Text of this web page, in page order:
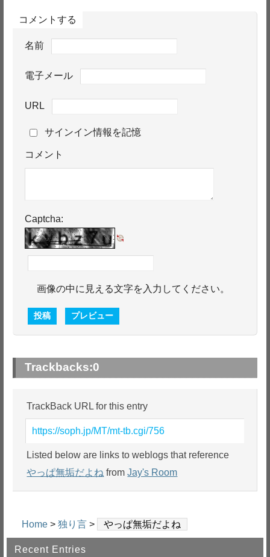
コメントする
名前
電子メール
URL
サインイン情報を記憶
コメント
Captcha:
画像の中に見える文字を入力してください。
Trackbacks:0
TrackBack URL for this entry
https://soph.jp/MT/mt-tb.cgi/756
Listed below are links to weblogs that reference
やっぱ無垢だよね fromJay's Room
Home >独り言 > やっぱ無垢だよね
Recent Entries